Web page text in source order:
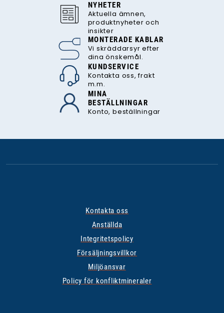
NYHETER
Aktuella ämnen,
produktnyheter och
insikter
MONTERADE KABLAR
Vi skräddarsyr efter
dina önskemål.
KUNDSERVICE
Kontakta oss, frakt
m.m.
MINA
BESTÄLLNINGAR
Konto, beställningar
Kontakta oss
Anställda
Integritetspolicy
Försäljningsvillkor
Miljöansvar
Policy för konfliktmineraler